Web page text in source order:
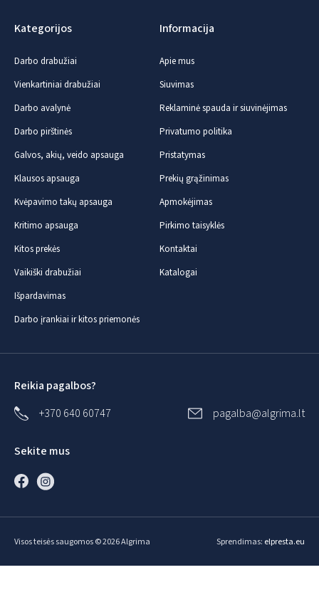
Kategorijos
Darbo drabužiai
Vienkartiniai drabužiai
Darbo avalynė
Darbo pirštinės
Galvos, akių, veido apsauga
Klausos apsauga
Kvėpavimo takų apsauga
Kritimo apsauga
Kitos prekės
Vaikiški drabužiai
Išpardavimas
Darbo įrankiai ir kitos priemonės
Informacija
Apie mus
Siuvimas
Reklaminė spauda ir siuvinėjimas
Privatumo politika
Pristatymas
Prekių grąžinimas
Apmokėjimas
Pirkimo taisyklės
Kontaktai
Katalogai
Reikia pagalbos?
+370 640 60747
pagalba@algrima.lt
Sekite mus
Visos teisės saugomos © 2026 Algrima Sprendimas: elpresta.eu